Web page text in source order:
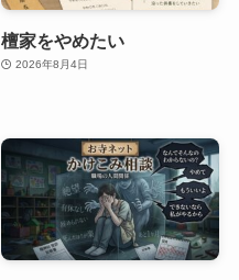
檀家をやめたい
2026年8月4日